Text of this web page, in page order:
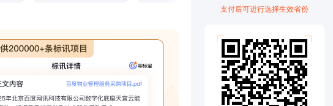
支付后可进行选择生效省份